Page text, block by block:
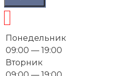
Понедельник
09:00 — 19:00
Вторник